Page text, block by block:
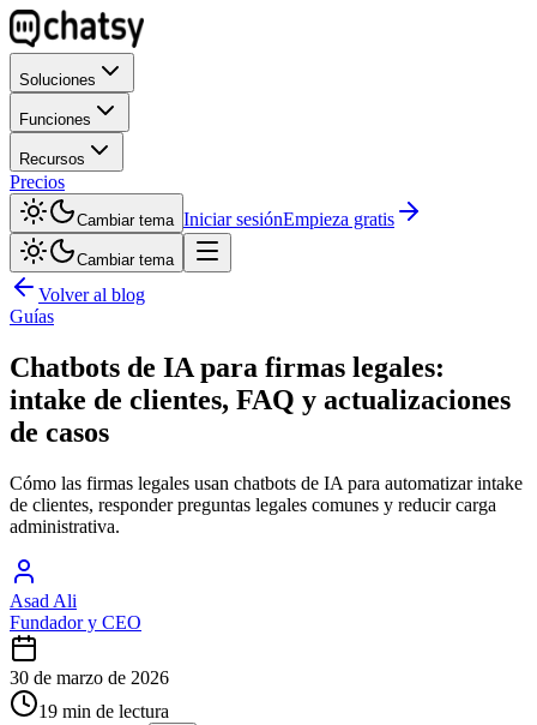
Soluciones
Funciones
Recursos
Precios
Cambiar tema Iniciar sesiónEmpieza gratis
Cambiar tema
Volver al blog
Guías
Chatbots de IA para firmas legales:
intake de clientes, FAQ y actualizaciones
de casos
Cómo las firmas legales usan chatbots de IA para automatizar intake
de clientes, responder preguntas legales comunes y reducir carga
administrativa.
Asad Ali
Fundador y CEO
30 de marzo de 2026
19 min de lectura